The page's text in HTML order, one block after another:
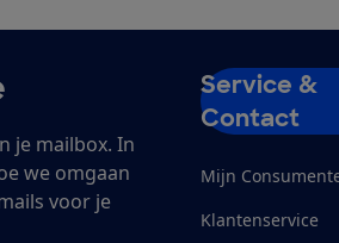
je mailbox. In
we omgaan
voor je
Service &
Contact
Mijn
Klantenservice